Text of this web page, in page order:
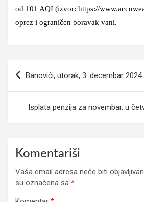
od 101 AQI (izvor: https://
oprez i ograničen boravak vani.
Banovići, utorak, 3. decembar 2024.
Isplata penzija za novembar, u
Komentariši
Vaša email adresa neće biti
su označena sa *